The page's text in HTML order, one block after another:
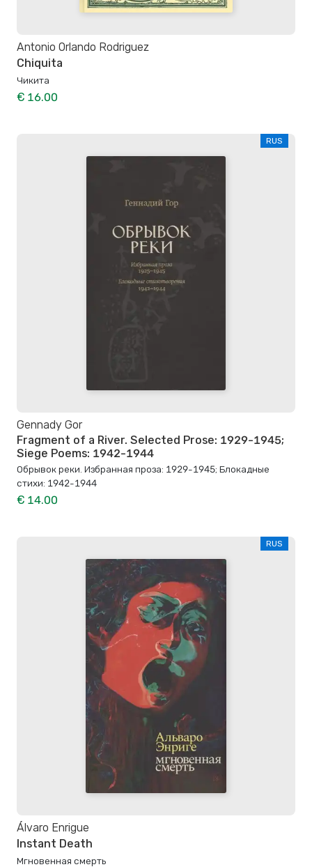
Antonio Orlando Rodriguez
Chiquita
Чикита
€ 16.00
RUS
Gennady Gor
Fragment of a River. Selected Prose: 1929-1945;
Siege Poems: 1942-1944
Обрывок реки. Избранная проза: 1929-1945; Блокадные
стихи: 1942-1944
€ 14.00
RUS
Álvaro Enrigue
Instant Death
Мгновенная смерть